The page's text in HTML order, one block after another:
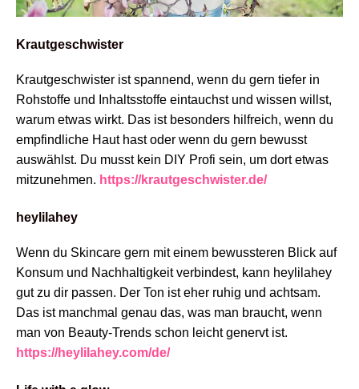
Krautgeschwister
Krautgeschwister ist spannend, wenn du gern tiefer in
Rohstoffe und Inhaltsstoffe eintauchst und wissen willst,
warum etwas wirkt. Das ist besonders hilfreich, wenn du
empfindliche Haut hast oder wenn du gern bewusst
auswählst. Du musst kein DIY Profi sein, um dort etwas
mitzunehmen. https://krautgeschwister.de/
heylilahey
Wenn du Skincare gern mit einem bewussteren Blick auf
Konsum und Nachhaltigkeit verbindest, kann heylilahey
gut zu dir passen. Der Ton ist eher ruhig und achtsam.
Das ist manchmal genau das, was man braucht, wenn
man von Beauty-Trends schon leicht genervt ist.
https://heylilahey.com/de/